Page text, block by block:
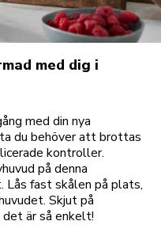
med dig i
med din nya
du behöver att brottas
kontroller.
på denna
Lås fast skålen på plats,
Skjut på
är så enkelt!